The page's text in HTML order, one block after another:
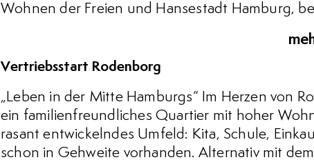
Wohnen der Freien und Hansestadt Hamburg,
Vertriebsstart Rodenborg
„Leben in der Mitte Hamburgs“ Im Herzen von
ein familienfreundliches Quartier mit hoher
rasant entwickelndes Umfeld: Kita, Schule,
schon in Gehweite vorhanden. Alternativ mit